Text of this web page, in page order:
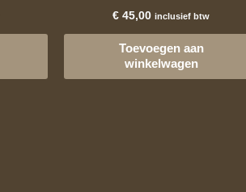
€ 45,00 inclusief btw
Toevoegen aan
winkelwagen